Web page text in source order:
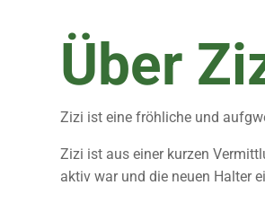
Über
Zizi ist eine fröhliche und
Zizi ist aus einer kurzen
aktiv war und die neuen Halter